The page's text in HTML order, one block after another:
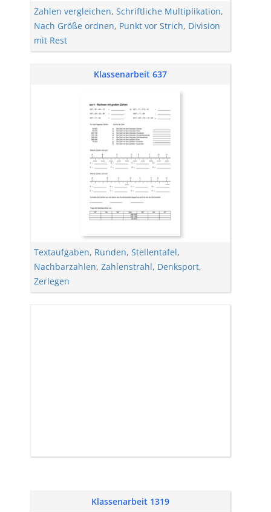
Zahlen vergleichen, Schriftliche Multiplikation,
Nach Größe ordnen, Punkt vor Strich, Division
mit Rest
Klassenarbeit 637
Textaufgaben, Runden, Stellentafel,
Nachbarzahlen, Zahlenstrahl, Denksport,
Zerlegen
Klassenarbeit 1319